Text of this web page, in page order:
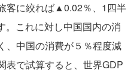
客に絞れば▲0.02％、1四半
これに対し中国国内の消
、中国の消費が５％程度減
表で試算すると、世界GDP